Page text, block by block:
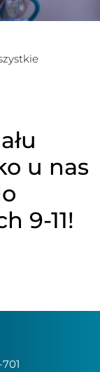
u nas
9-11!